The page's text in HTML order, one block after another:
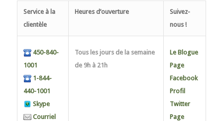
Service à la
clientèle
Heures d’ouverture
Suivez-
nous !
450-840-
1001
1-844-
440-1001
Skype
Courriel
Tous les jours de la semaine
de 9h à 21h
Le Blogue
Page
Facebook
Profil
Twitter
Page